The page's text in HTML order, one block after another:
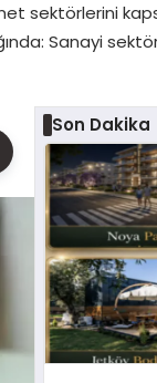
sektörlerini
Sanayi
Son Dakika